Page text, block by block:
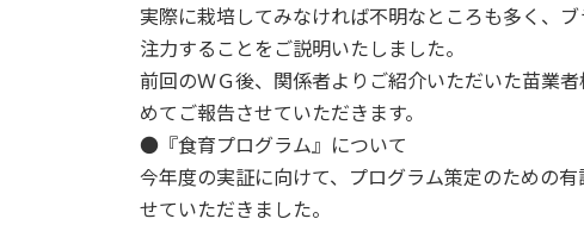
実際に栽培してみなければ不明なところも多く、
注力することをご説明いたしました。
前回のＷＧ後、関係者よりご紹介いただいた苗業
めてご報告させていただきます。
●『食育プログラム』について
今年度の実証に向けて、プログラム策定のための
せていただきました。